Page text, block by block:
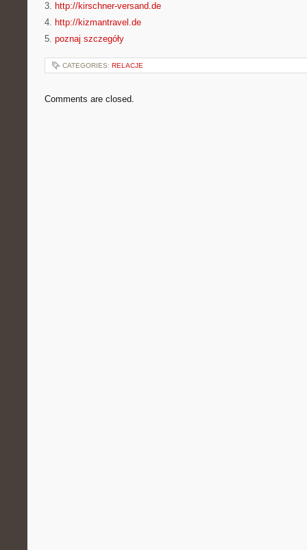
3. http://kirschner-versand.de
4. http://kizmantravel.de
5. poznaj szczegóły
CATEGORIES: RELACJE
Comments are closed.